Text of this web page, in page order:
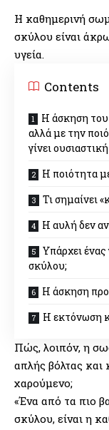
Η καθημερινή
σκύλου είναι
υγεία.
Contents
Η άσκηση του
αλλά με την
γίνει
Η ποιότητα
Τι σημαίνει
Η αυλή δεν
Υπάρχει ένας
σκύλου;
Η άσκηση
Η εκτόνωση
Πώς, λοιπόν, η
απλής βόλτας και
χαρούμενο;
«Ένα από τα πιο
σκύλου, είναι η